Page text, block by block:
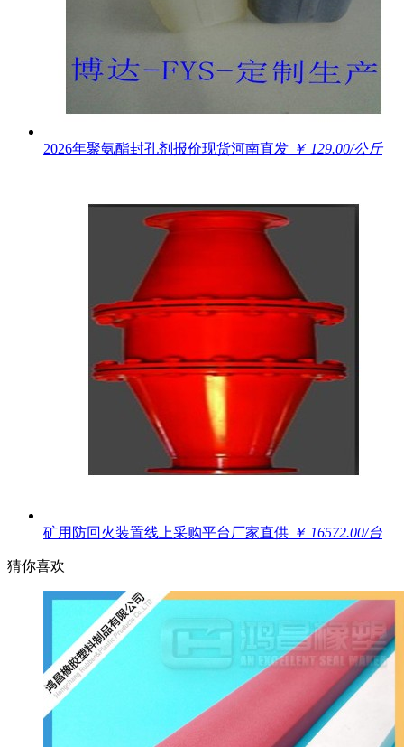
2026年聚氨酯封孔剂报价现货河南直发 ￥ 129.00/公斤
矿用防回火装置线上采购平台厂家直供 ￥ 16572.00/台
猜你喜欢